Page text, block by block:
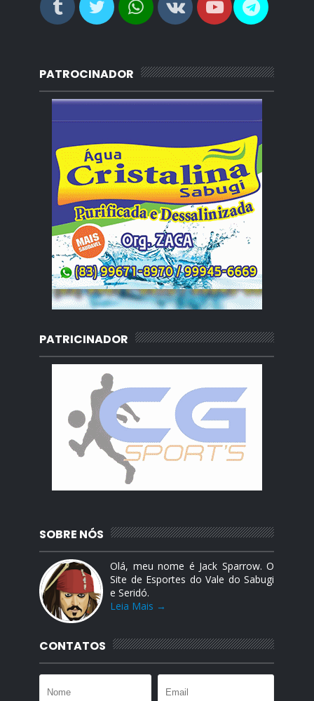
PATROCINADOR
PATRICINADOR
SOBRE NÓS
Olá, meu nome é Jack Sparrow. O
Site de Esportes do Vale do Sabugi
e Seridó.
Leia Mais →
CONTATOS